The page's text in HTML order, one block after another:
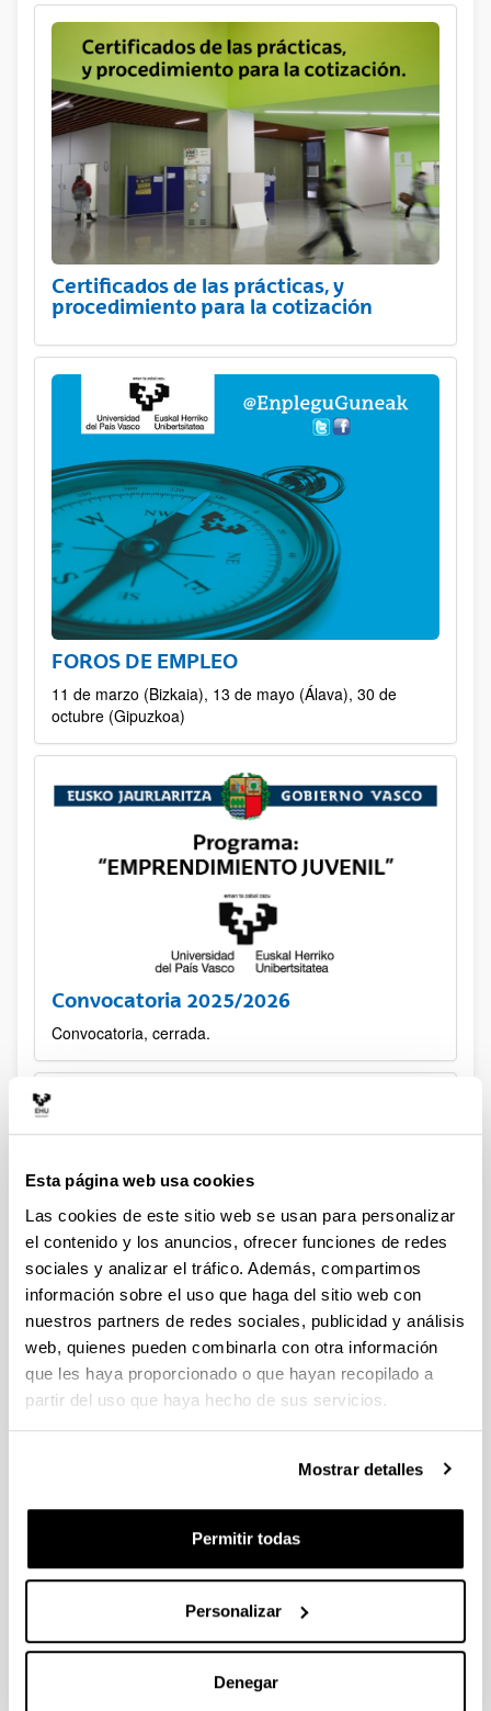
Esta página web usa cookies
Las cookies de este sitio web se usan para personalizar
el contenido y los anuncios, ofrecer funciones de redes
sociales y analizar el tráfico. Además, compartimos
información sobre el uso que haga del sitio web con
nuestros partners de redes sociales, publicidad y análisis
web, quienes pueden combinarla con otra información
que les haya proporcionado o que hayan recopilado a
partir del uso que haya hecho de sus servicios.
Mostrar detalles
Permitir todas
Personalizar
Denegar
Certificados de las prácticas, y
procedimiento para la cotización
FOROS DE EMPLEO
11 de marzo (Bizkaia), 13 de mayo (Álava), 30 de
octubre (Gipuzkoa)
Convocatoria 2025/2026
Convocatoria, cerrada.
Convocatoria 2025/2026
Nueva convocatoria
Convocatoria 2025/2026
Nueva convocatoria